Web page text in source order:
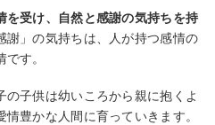
を受け、自然と感謝の気持ちを持
謝」の気持ちは、人が持つ感情の
す。
子供は幼いころから親に抱くよ
豊かな人間に育っていきます。